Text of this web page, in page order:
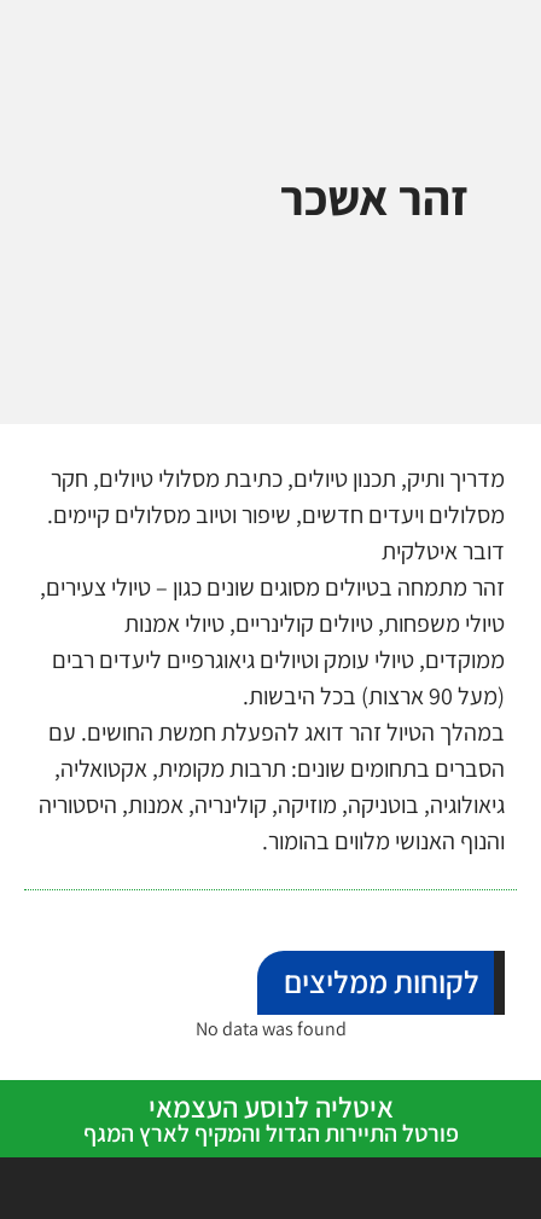
זהר אשכר
מדריך ותיק, תכנון טיולים, כתיבת מסלולי טיולים, חקר
מסלולים ויעדים חדשים, שיפור וטיוב מסלולים קיימים.
דובר איטלקית
זהר מתמחה בטיולים מסוגים שונים כגון – טיולי צעירים,
טיולי משפחות, טיולים קולינריים, טיולי אמנות
ממוקדים, טיולי עומק וטיולים גיאוגרפיים ליעדים רבים
(מעל 90 ארצות) בכל היבשות.
במהלך הטיול זהר דואג להפעלת חמשת החושים. עם
הסברים בתחומים שונים: תרבות מקומית, אקטואליה,
גיאולוגיה, בוטניקה, מוזיקה, קולינריה, אמנות, היסטוריה
והנוף האנושי מלווים בהומור.
לקוחות ממליצים
No data was found
איטליה לנוסע העצמאי
פורטל התיירות הגדול והמקיף לארץ המגף